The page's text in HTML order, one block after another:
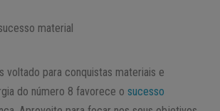
material
voltado para conquistas materiais e
do número 8 favorece o sucesso